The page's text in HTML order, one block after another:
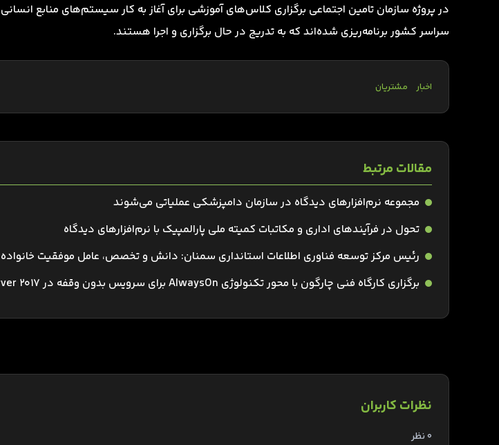
در پروژه سازمان تامین اجتماعی برگزاری کلاس‌های آموزشی برای آغاز به کار سیستم‌های منابع
سراسر کشور برنامه‌ریزی شده‌اند که به تدریج در حال برگزاری و اجرا هستند.
اخبار مشتریان
مقالات مرتبط
مجموعه نرم‌افزارهای دیدگاه در سازمان دامپزشکی عملیاتی می‌شوند
تحول در فرآیندهای اداری و مکاتبات کمیته ملی پارالمپیک با نرم‌افزارهای دیدگاه
رئیس مرکز توسعه فناوری اطلاعات استانداری سمنان: دانش و تخصص، عامل موفقیت
برگزاری کارگاه فنی چارگون با محور تکنولوژی AlwaysOn برای سرویس بدون وقفه در SQL Server 2017
نظرات کاربران
0 نظر